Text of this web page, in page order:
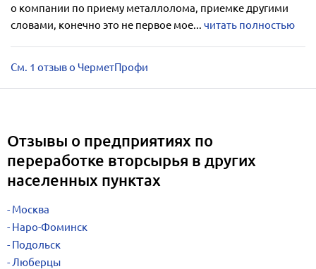
о компании по приему металлолома, приемке другими
словами, конечно это не первое мое... читать полностью
См. 1 отзыв о ЧерметПрофи
Отзывы о предприятиях по
переработке вторсырья в других
населенных пунктах
Москва
Наро-Фоминск
Подольск
Люберцы